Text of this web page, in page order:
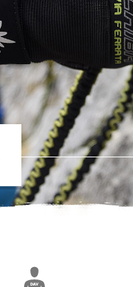
Leistungsgruppen